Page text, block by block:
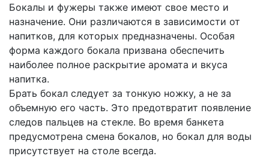
Бокалы и фужеры также имеют свое место и
назначение. Они различаются в зависимости от
напитков, для которых предназначены. Особая
форма каждого бокала призвана обеспечить
наиболее полное раскрытие аромата и вкуса
напитка.
Брать бокал следует за тонкую ножку, а не за
объемную его часть. Это предотвратит появление
следов пальцев на стекле. Во время банкета
предусмотрена смена бокалов, но бокал для воды
присутствует на столе всегда.